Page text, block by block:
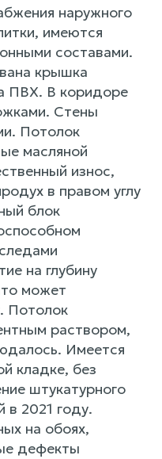
наружного
имеются
составами.
крышка
ПВХ. В коридоре
Стены
Потолок
масляной
износ,
в правом углу
блок
на глубину
может
Потолок
раствором,
Имеется
кладке, без
штукатурного
2021 году.
на обоях,
дефекты